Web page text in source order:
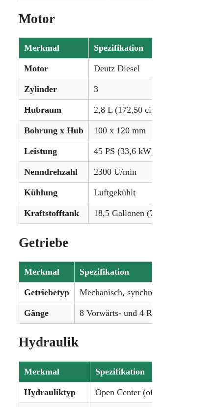
Motor
Merkmal Spezifikation
Motor Deutz Diesel
Zylinder 3
Hubraum 2,8 L (172,50 ci)
Bohrung x Hub 100 x 120 mm
Leistung 45 PS (33,6 kW)
Nenndrehzahl 2300 U/min
Kühlung Luftgekühlt
Kraftstofftank 18,5 Gallonen (70,0 L)
Getriebe
Merkmal Spezifikation
Getriebetyp Mechanisch, synchronisiert
Gänge 8 Vorwärts- und 4 Rückwärtsgänge
Hydraulik
Merkmal Spezifikation
Hydrauliktyp Open Center (offenes System)